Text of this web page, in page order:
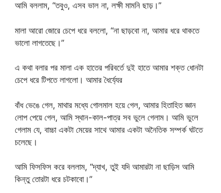
আমি বললাম, “তবুও, এসব ভাল না, লক্ষী মামনি ছাড়।”
মালা আরো জোরে চেপে ধরে বললো, “না ছাড়বো না, আমার ধরে থাকতে
ভালো লাগতেছে।”
এ কথা বলার পর মালা এক হাতের পরিবর্তে দুই হাতে আমার শক্ত ধোনটা
চেপে ধরে টিপতে লাগলো। আমার ধৈর্য্যের
বাঁধ ভেঙে গেল, মাথার মধ্যে গোলমাল হয়ে গেল, আমার হিতাহিত জ্ঞান
লোপ পেয়ে গেল, আমি স্থান-কাল-পাত্র সব ভুলে গেলাম। আমি ভুলে
গেলাম যে, বাচ্চা একটা মেয়ের সাথে আমার একটা অনৈতিক সম্পর্ক ঘটতে
চলেছে।
আমি ফিসফিস করে বললাম, “দ্যাখ, তুই যদি আমারটা না ছাড়িস আমি
কিন্তু তোরটা ধরে চটকাবো।”